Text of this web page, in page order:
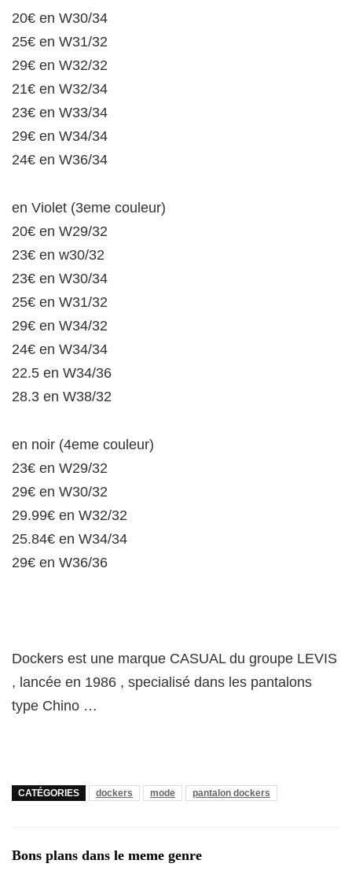
20€ en W30/34
25€ en W31/32
29€ en W32/32
21€ en W32/34
23€ en W33/34
29€ en W34/34
24€ en W36/34
en Violet (3eme couleur)
20€ en W29/32
23€ en w30/32
23€ en W30/34
25€ en W31/32
29€ en W34/32
24€ en W34/34
22.5 en W34/36
28.3 en W38/32
en noir (4eme couleur)
23€ en W29/32
29€ en W30/32
29.99€ en W32/32
25.84€ en W34/34
29€ en W36/36
Dockers est une marque CASUAL du groupe LEVIS
, lancée en 1986 , specialisé dans les pantalons
type Chino …
CATÉGORIES dockers mode pantalon dockers
Bons plans dans le meme genre